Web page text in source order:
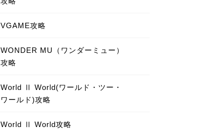
VGAME攻略
WONDER MU（ワンダーミュー）
攻略
World Ⅱ World(ワールド・ツー・
ワールド)攻略
World Ⅱ World攻略